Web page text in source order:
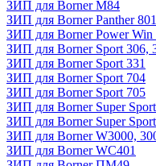
ЗИП для Borner M84
ЗИП для Borner Panther 801
ЗИП для Borner Power Win
ЗИП для Borner Sport 306,
ЗИП для Borner Sport 331
ЗИП для Borner Sport 704
ЗИП для Borner Sport 705
ЗИП для Borner Super
ЗИП для Borner Super
ЗИП для Borner W3000,
ЗИП для Borner WC401